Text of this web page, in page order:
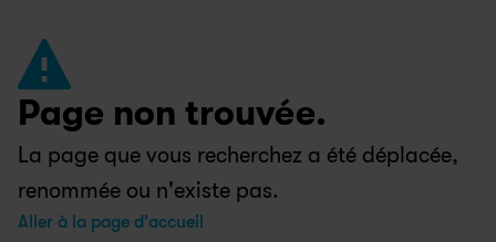
Page non trouvée.
La page que vous recherchez a été déplacée,
renommée ou n'existe pas.
Aller à la page d'accueil